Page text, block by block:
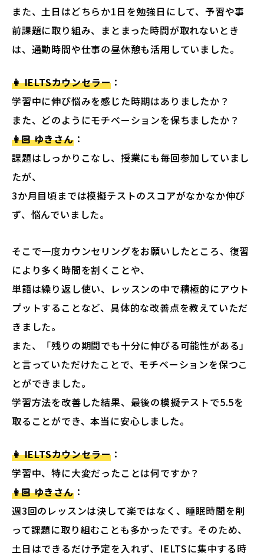
また、土日はどちらか1日を勉強日にして、予習や事
前課題に取り組み、まとまった時間が取れないとき
は、通勤時間や仕事の昼休憩も活用していました。
👩 IELTSカウンセラー ：
学習中に伸び悩みを感じた時期はありましたか？
また、どのようにモチベーションを保ちましたか？
👩🏻 ゆきさん：
課題はしっかりこなし、授業にも毎回参加していまし
たが、
3か月目頃までは模擬テストのスコアがなかなか伸び
ず、悩んでいました。
そこで一度カウンセリングをお願いしたところ、復習
により多く時間を割くことや、
単語は繰り返し使い、レッスンの中で積極的にアウト
プットすることなど、具体的な改善点を教えていただ
きました。
また、「残りの期間でも十分に伸びる可能性がある」
と言っていただけたことで、モチベーションを保つこ
とができました。
学習方法を改善した結果、最後の模擬テストで5.5を
取ることができ、本当に安心しました。
👩 IELTSカウンセラー ：
学習中、特に大変だったことは何ですか？
👩🏻 ゆきさん：
週3回のレッスンは決して楽ではなく、睡眠時間を削
って課題に取り組むことも多かったです。そのため、
土日はできるだけ予定を入れず、IELTSに集中する時